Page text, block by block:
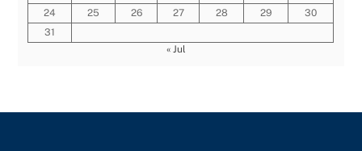
24
25 26 27 28 29
30
31
« Jul